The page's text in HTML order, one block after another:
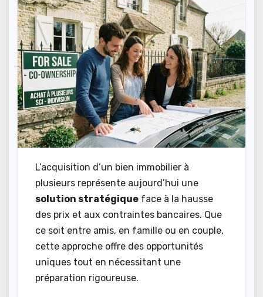
L’acquisition d’un bien immobilier à
plusieurs représente aujourd’hui une
solution stratégique face à la hausse
des prix et aux contraintes bancaires. Que
ce soit entre amis, en famille ou en couple,
cette approche offre des opportunités
uniques tout en nécessitant une
préparation rigoureuse.